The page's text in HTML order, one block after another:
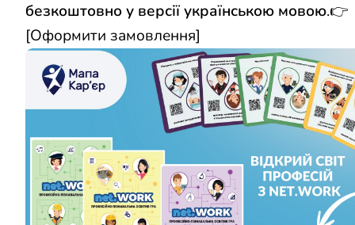
безкоштовно у версії українською мовою.👉
[Оформити замовлення]